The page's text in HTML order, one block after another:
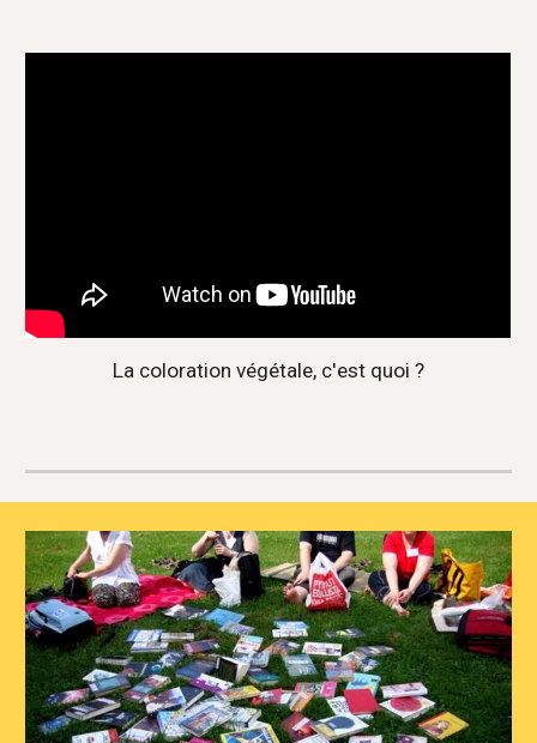
La coloration végétale, c'est quoi ?